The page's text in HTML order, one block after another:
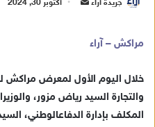
جريدة آراء
ر
ي
د
أكتوبر 30, 2024
مراكش – آراء
خلال اليوم الأول لمعرض مراكش
والتجارة السيد رياض مزور، والوزير
المكلف بإدارة الدفاعالوطني،